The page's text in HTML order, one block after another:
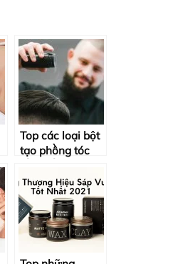
Top các loại bột
tạo phồng tóc